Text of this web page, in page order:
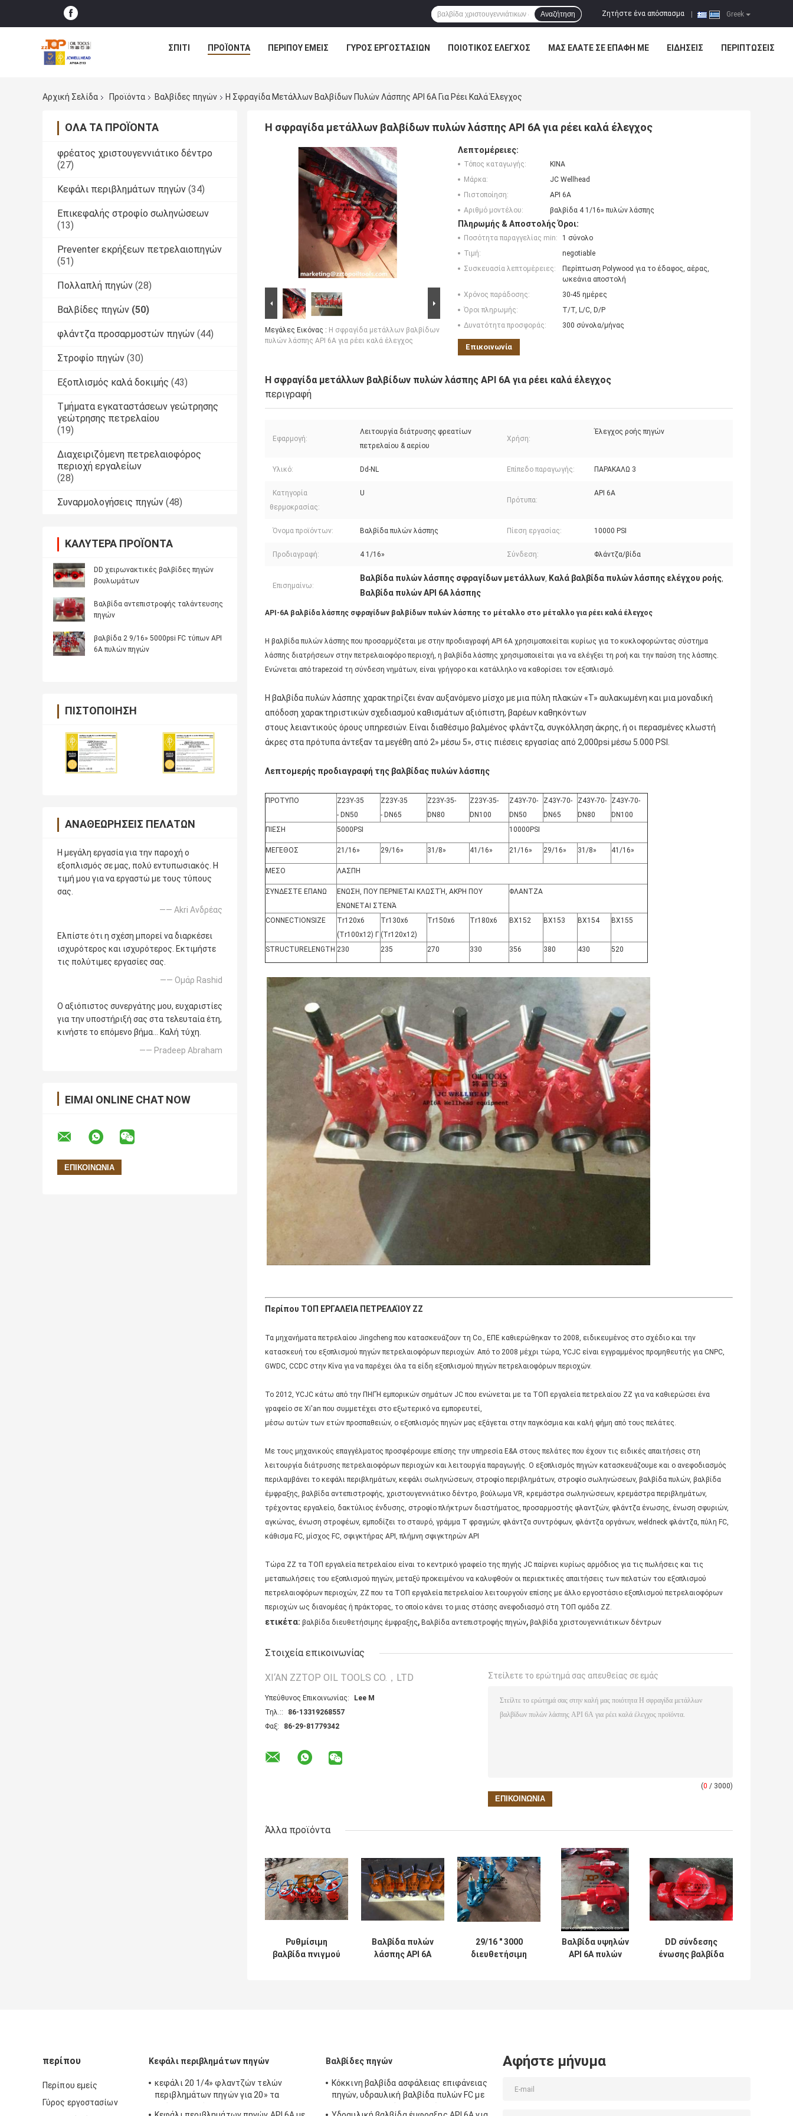
Greek
Ζητήστε ένα απόσπασμα
Αναζήτηση
ΣΠΊΤΙ ΠΡΟΪΌΝΤΑ ΠΕΡΊΠΟΥ ΕΜΕΊΣ ΓΎΡΟΣ ΕΡΓΟΣΤΑΣΊΩΝ ΠΟΙΟΤΙΚΌΣ ΈΛΕΓΧΟΣ ΜΑΣ ΕΛΆΤΕ ΣΕ ΕΠΑΦΉ ΜΕ ΕΙΔΉΣΕΙΣ ΠΕΡΙΠΤΏΣΕΙΣ
Αρχική Σελίδα Προϊόντα Βαλβίδες πηγών Η Σφραγίδα Μετάλλων Βαλβίδων Πυλών Λάσπης API 6A Για Ρέει Καλά Έλεγχος
ΌΛΑ ΤΑ ΠΡΟΪΌΝΤΑ
φρέατος χριστουγεννιάτικο δέντρο
(27)
Κεφάλι περιβλημάτων πηγών (34)
Επικεφαλής στροφίο σωληνώσεων
(13)
Preventer εκρήξεων πετρελαιοπηγών
(51)
Πολλαπλή πηγών (28)
Βαλβίδες πηγών (50)
φλάντζα προσαρμοστών πηγών (44)
Στροφίο πηγών (30)
Εξοπλισμός καλά δοκιμής (43)
Τμήματα εγκαταστάσεων γεώτρησης
γεώτρησης πετρελαίου
(19)
Διαχειριζόμενη πετρελαιοφόρος
περιοχή εργαλείων
(28)
Συναρμολογήσεις πηγών (48)
ΚΑΛΎΤΕΡΑ ΠΡΟΪΌΝΤΑ
DD χειρωνακτικές βαλβίδες πηγών
βουλωμάτων
Βαλβίδα αντεπιστροφής ταλάντευσης
πηγών
βαλβίδα 2 9/16» 5000psi FC τύπων API
6A πυλών πηγών
ΠΙΣΤΟΠΟΊΗΣΗ
ΑΝΑΘΕΩΡΉΣΕΙΣ ΠΕΛΑΤΏΝ
Η μεγάλη εργασία για την παροχή ο
εξοπλισμός σε μας, πολύ εντυπωσιακός. Η
τιμή μου για να εργαστώ με τους τύπους
σας.
—— Akri Ανδρέας
Ελπίστε ότι η σχέση μπορεί να διαρκέσει
ισχυρότερος και ισχυρότερος. Εκτιμήστε
τις πολύτιμες εργασίες σας.
—— Ομάρ Rashid
Ο αξιόπιστος συνεργάτης μου, ευχαριστίες
για την υποστήριξή σας στα τελευταία έτη,
κινήστε το επόμενο βήμα… Καλή τύχη.
—— Pradeep Abraham
ΕΊΜΑΙ ONLINE CHAT NOW
Η σφραγίδα μετάλλων βαλβίδων πυλών λάσπης API 6A για ρέει καλά έλεγχος
Μεγάλες Εικόνας : Η σφραγίδα μετάλλων βαλβίδων
πυλών λάσπης API 6A για ρέει καλά έλεγχος
Λεπτομέρειες:
Τόπος καταγωγής:
ΚΙΝΑ
Μάρκα:
JC Wellhead
Πιστοποίηση:
API 6A
Αριθμό μοντέλου:
βαλβίδα 4 1/16» πυλών λάσπης
Πληρωμής & Αποστολής Όροι:
Ποσότητα παραγγελίας min:
1 σύνολο
Τιμή:
negotiable
Συσκευασία λεπτομέρειες:
Περίπτωση Polywood για το έδαφος, αέρας,
ωκεάνια αποστολή
Χρόνος παράδοσης:
30-45 ημέρες
Όροι πληρωμής:
T/T, L/C, D/P
Δυνατότητα προσφοράς:
300 σύνολα/μήνας
Επικοινωνία
Η σφραγίδα μετάλλων βαλβίδων πυλών λάσπης API 6A για ρέει καλά έλεγχος
περιγραφή
Εφαρμογή:
Λειτουργία διάτρυσης φρεατίων
πετρελαίου & αερίου
Χρήση:
Έλεγχος ροής πηγών
Υλικό: Dd-NL Επίπεδο παραγωγής: ΠΑΡΑΚΑΛΩ 3
Κατηγορία
θερμοκρασίας:
U
Πρότυπα:
API 6A
Όνομα προϊόντων: Βαλβίδα πυλών λάσπης Πίεση εργασίας: 10000 PSI
Προδιαγραφή: 4 1/16» Σύνδεση: Φλάντζα/βίδα
Επισημαίνω:
Βαλβίδα πυλών λάσπης σφραγίδων μετάλλων, Καλά βαλβίδα πυλών λάσπης ελέγχου ροής,
Βαλβίδα πυλών API 6A λάσπης
API-6A βαλβίδα λάσπης σφραγίδων βαλβίδων πυλών λάσπης το μέταλλο στο μέταλλο για ρέει καλά έλεγχος
Η βαλβίδα πυλών λάσπης που προσαρμόζεται με στην προδιαγραφή API 6A χρησιμοποιείται κυρίως για το κυκλοφορώντας σύστημα
λάσπης διατρήσεων στην πετρελαιοφόρο περιοχή, η βαλβίδα λάσπης χρησιμοποιείται για να ελέγξει τη ροή και την παύση της λάσπης.
Ενώνεται από trapezoid τη σύνδεση νημάτων, είναι γρήγορο και κατάλληλο να καθορίσει τον εξοπλισμό.
Η βαλβίδα πυλών λάσπης χαρακτηρίζει έναν αυξανόμενο μίσχο με μια πύλη πλακών «Τ» αυλακωμένη και μια μοναδική
απόδοση χαρακτηριστικών σχεδιασμού καθισμάτων αξιόπιστη, βαρέων καθηκόντων
στους λειαντικούς όρους υπηρεσιών. Είναι διαθέσιμο βαλμένος φλάντζα, συγκόλληση άκρης, ή οι περασμένες κλωστή
άκρες στα πρότυπα άντεξαν τα μεγέθη από 2» μέσω 5», στις πιέσεις εργασίας από 2,000psi μέσω 5.000 PSI.
Λεπτομερής προδιαγραφή της βαλβίδας πυλών λάσπης
ΠΡΟΤΥΠΟ
Z23Y-35
- DN50
Z23Y-35
- DN65
Z23Y-35-
DN80
Z23Y-35-
DN100
Z43Y-70-
DN50
Z43Y-70-
DN65
Z43Y-70-
DN80
Z43Y-70-
DN100
ΠΙΕΣΗ
5000PSI 10000PSI
ΜΕΓΕΘΟΣ 21/16» 29/16» 31/8» 41/16» 21/16» 29/16» 31/8» 41/16»
ΜΕΣΟ ΛΑΣΠΗ
ΣΥΝΔΕΣΤΕ ΕΠΑΝΩ
ΕΝΩΣΗ, ΠΟΥ ΠΕΡΝΙΕΤΑΙ ΚΛΩΣΤΉ, ΑΚΡΗ ΠΟΥ
ΕΝΩΝΕΤΑΙ ΣΤΕΝΆ
ΦΛΑΝΤΖΑ
CONNECTIONSIZE
Tr120x6
(Tr100x12) Γ
Tr130x6
(Tr120x12)
Tr150x6 Tr180x6 BX152 BX153 BX154 BX155
STRUCTURELENGTH 230 235 270 330 356 380 430 520
Περίπου ΤΟΠ ΕΡΓΑΛΕΊΑ ΠΕΤΡΕΛΑΊΟΥ ZZ
Τα μηχανήματα πετρελαίου Jingcheng που κατασκευάζουν τη Co., ΕΠΕ καθιερώθηκαν το 2008, ειδικευμένος στο σχέδιο και την
κατασκευή του εξοπλισμού πηγών πετρελαιοφόρων περιοχών. Από το 2008 μέχρι τώρα, YCJC είναι εγγραμμένος προμηθευτής για CNPC,
GWDC, CCDC στην Κίνα για να παρέχει όλα τα είδη εξοπλισμού πηγών πετρελαιοφόρων περιοχών.
Το 2012, YCJC κάτω από την ΠΗΓΉ εμπορικών σημάτων JC που ενώνεται με τα ΤΟΠ εργαλεία πετρελαίου ZZ για να καθιερώσει ένα
γραφείο σε Xi'an που συμμετέχει στο εξωτερικό να εμπορευτεί,
μέσω αυτών των ετών προσπαθειών, ο εξοπλισμός πηγών μας εξάγεται στην παγκόσμια και καλή φήμη από τους πελάτες.
Με τους μηχανικούς επαγγέλματος προσφέρουμε επίσης την υπηρεσία Ε&Α στους πελάτες που έχουν τις ειδικές απαιτήσεις στη
λειτουργία διάτρυσης πετρελαιοφόρων περιοχών και λειτουργία παραγωγής. Ο εξοπλισμός πηγών κατασκευάζουμε και ο ανεφοδιασμός
περιλαμβάνει το κεφάλι περιβλημάτων, κεφάλι σωληνώσεων, στροφίο περιβλημάτων, στροφίο σωληνώσεων, βαλβίδα πυλών, βαλβίδα
έμφραξης, βαλβίδα αντεπιστροφής, χριστουγεννιάτικο δέντρο, βούλωμα VR, κρεμάστρα σωληνώσεων, κρεμάστρα περιβλημάτων,
τρέχοντας εργαλείο, δακτύλιος ένδυσης, στροφίο πλήκτρων διαστήματος, προσαρμοστής φλαντζών, φλάντζα ένωσης, ένωση σφυριών,
αγκώνας, ένωση στροφέων, εμποδίζει το σταυρό, γράμμα Τ φραγμών, φλάντζα συντρόφων, φλάντζα οργάνων, weldneck φλάντζα, πύλη FC,
κάθισμα FC, μίσχος FC, σφιγκτήρας API, πλήμνη σφιγκτηρών API
Τώρα ZZ τα ΤΟΠ εργαλεία πετρελαίου είναι το κεντρικό γραφείο της πηγής JC παίρνει κυρίως αρμόδιος για τις πωλήσεις και τις
μεταπωλήσεις του εξοπλισμού πηγών, μεταξύ προκειμένου να καλυφθούν οι περιεκτικές απαιτήσεις των πελατών του εξοπλισμού
πετρελαιοφόρων περιοχών, ZZ που τα ΤΟΠ εργαλεία πετρελαίου λειτουργούν επίσης με άλλο εργοστάσιο εξοπλισμού πετρελαιοφόρων
περιοχών ως διανομέας ή πράκτορας, το οποίο κάνει το μιας στάσης ανεφοδιασμό στη ΤΟΠ ομάδα ZZ.
ετικέτα: βαλβίδα διευθετήσιμης έμφραξης, Βαλβίδα αντεπιστροφής πηγών, βαλβίδα χριστουγεννιάτικων δέντρων
Στοιχεία επικοινωνίας
XI‘AN ZZTOP OIL TOOLS CO.，LTD
Υπεύθυνος Επικοινωνίας:
Lee M
Τηλ.::
86-13319268557
Φαξ:
86-29-81779342
Στείλετε το ερώτημά σας απευθείας σε εμάς
(0 / 3000)
Άλλα προϊόντα
Ρυθμίσιμη
βαλβίδα πνιγμού
Βαλβίδα πυλών
λάσπης API 6A
29/16 " 3000
διευθετήσιμη
Βαλβίδα υψηλών
API 6A πυλών
DD σύνδεσης
ένωσης βαλβίδα
περίπου
Περίπου εμείς
Γύρος εργοστασίων
Κεφάλι περιβλημάτων πηγών
κεφάλι 20 1/4» φλαντζών τελών
περιβλημάτων πηγών για 20» τα
Βαλβίδες πηγών
Κόκκινη βαλβίδα ασφάλειας επιφάνειας
πηγών, υδραυλική βαλβίδα πυλών FC με
Αφήστε μήνυμα